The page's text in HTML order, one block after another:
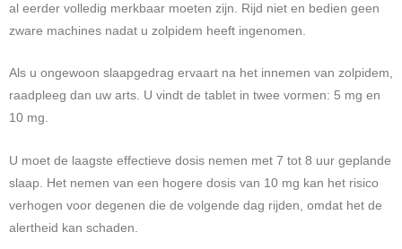
al eerder volledig merkbaar moeten zijn. Rijd niet en bedien geen
zware machines nadat u zolpidem heeft ingenomen.
Als u ongewoon slaapgedrag ervaart na het innemen van zolpidem,
raadpleeg dan uw arts. U vindt de tablet in twee vormen: 5 mg en
10 mg.
U moet de laagste effectieve dosis nemen met 7 tot 8 uur geplande
slaap. Het nemen van een hogere dosis van 10 mg kan het risico
verhogen voor degenen die de volgende dag rijden, omdat het de
alertheid kan schaden.